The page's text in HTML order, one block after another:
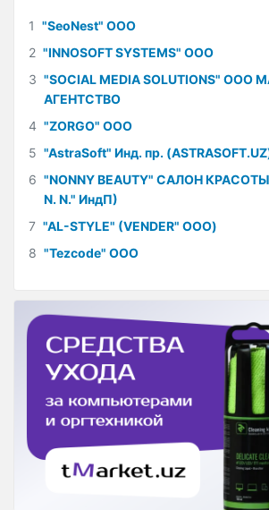
1 "SeoNest" ООО
2 "INNOSOFT SYSTEMS" ООО
3 "SOCIAL MEDIA SOLUTIONS"
АГЕНТСТВО
4 "ZORGO" ООО
5 "AstraSoft" Инд. пр.
6 "NONNY BEAUTY" САЛОН КРАСОТЫ
N. N." ИндП)
7 "AL-STYLE" (VENDER" ООО)
8 "Tezcode" ООО